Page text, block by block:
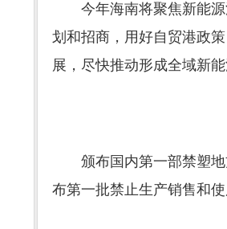
今年海南将聚焦新能源
划和招商，用好自贸港政
展，尽快推动形成全域新
颁布国内第一部禁塑地
布第一批禁止生产销售和